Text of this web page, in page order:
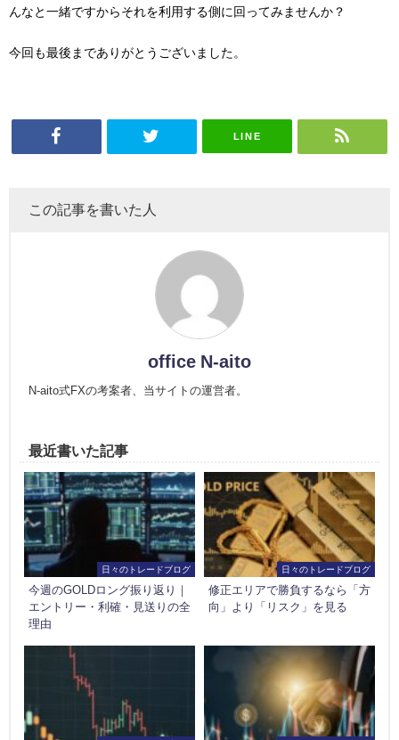
んなと一緒ですからそれを利用する側に回ってみませんか？
今回も最後までありがとうございました。
LINE
この記事を書いた人
office N-aito
N-aito式FXの考案者、当サイトの運営者。
最近書いた記事
日々のトレードブログ
今週のGOLDロング振り返り｜
エントリー・利確・見送りの全
理由
日々のトレードブログ
修正エリアで勝負するなら「方
向」より「リスク」を見る